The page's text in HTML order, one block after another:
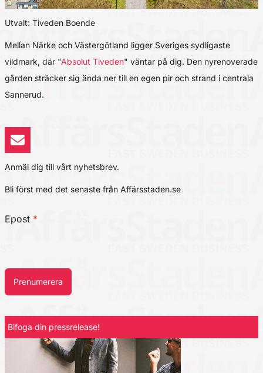
Utvalt: Tiveden Boende
Mellan Närke och Västergötland ligger Sveriges sydligaste
vildmark, där "Absolut Tiveden" väntar på dig. Den nyrenoverade
gården sträcker sig ända ner till en egen pir och strand i centrala
Sannerud.
Anmäl dig till vårt nyhetsbrev.
Bli först med det senaste från Affärsstaden.se
Epost *
Prenumerera
Bifoga din pressrelease!